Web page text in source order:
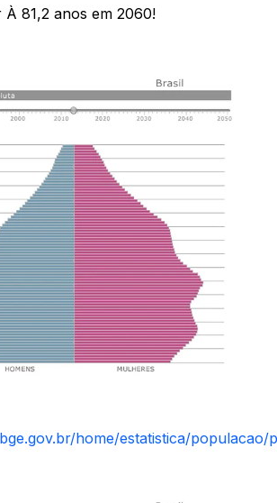
À 81,2 anos em 2060!
home/estatistica/